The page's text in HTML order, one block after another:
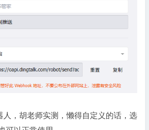
人，胡老师实测，懒得自定义的话，选